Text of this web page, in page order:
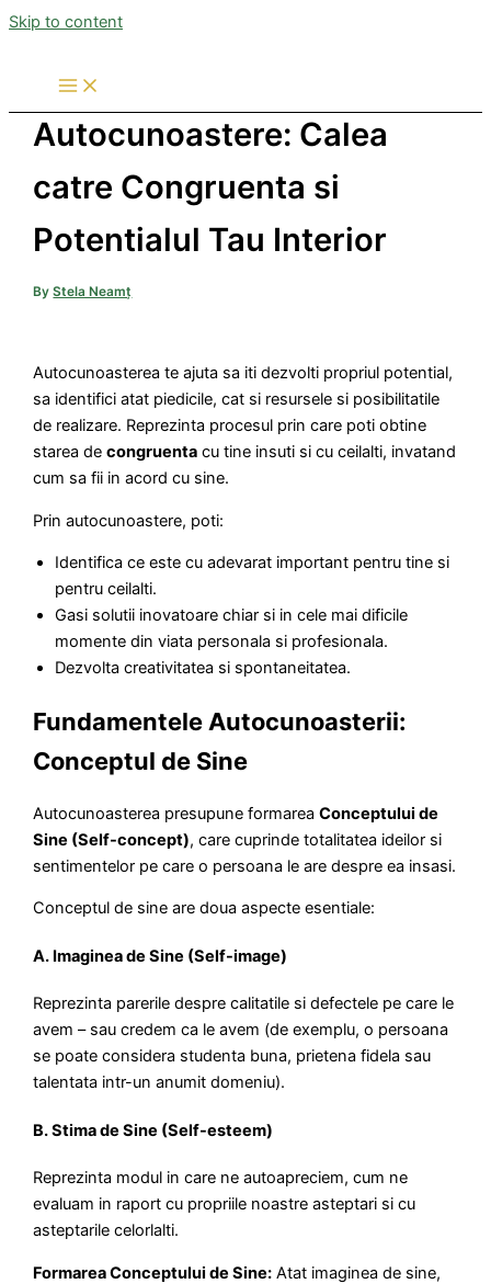
Skip to content
Autocunoastere: Calea
catre Congruenta si
Potentialul Tau Interior
ByStela Neamț
Autocunoasterea te ajuta sa iti dezvolti propriul potential,
sa identifici atat piedicile, cat si resursele si posibilitatile
de realizare. Reprezinta procesul prin care poti obtine
starea decongruenta cu tine insuti si cu ceilalti, invatand
cum sa fii in acord cu sine.
Prin autocunoastere, poti:
Identifica ce este cu adevarat important pentru tine si
pentru ceilalti.
Gasi solutii inovatoare chiar si in cele mai dificile
momente din viata personala si profesionala.
Dezvolta creativitatea si spontaneitatea.
Fundamentele Autocunoasterii:
Conceptul de Sine
Autocunoasterea presupune formareaConceptului de
Sine (Self-concept), care cuprinde totalitatea ideilor si
sentimentelor pe care o persoana le are despre ea insasi.
Conceptul de sine are doua aspecte esentiale:
A. Imaginea de Sine (Self-image)
Reprezinta parerile despre calitatile si defectele pe care le
avem – sau credem ca le avem (de exemplu, o persoana
se poate considera studenta buna, prietena fidela sau
talentata intr-un anumit domeniu).
B. Stima de Sine (Self-esteem)
Reprezinta modul in care ne autoapreciem, cum ne
evaluam in raport cu propriile noastre asteptari si cu
asteptarile celorlalti.
Formarea Conceptului de Sine: Atat imaginea de sine,